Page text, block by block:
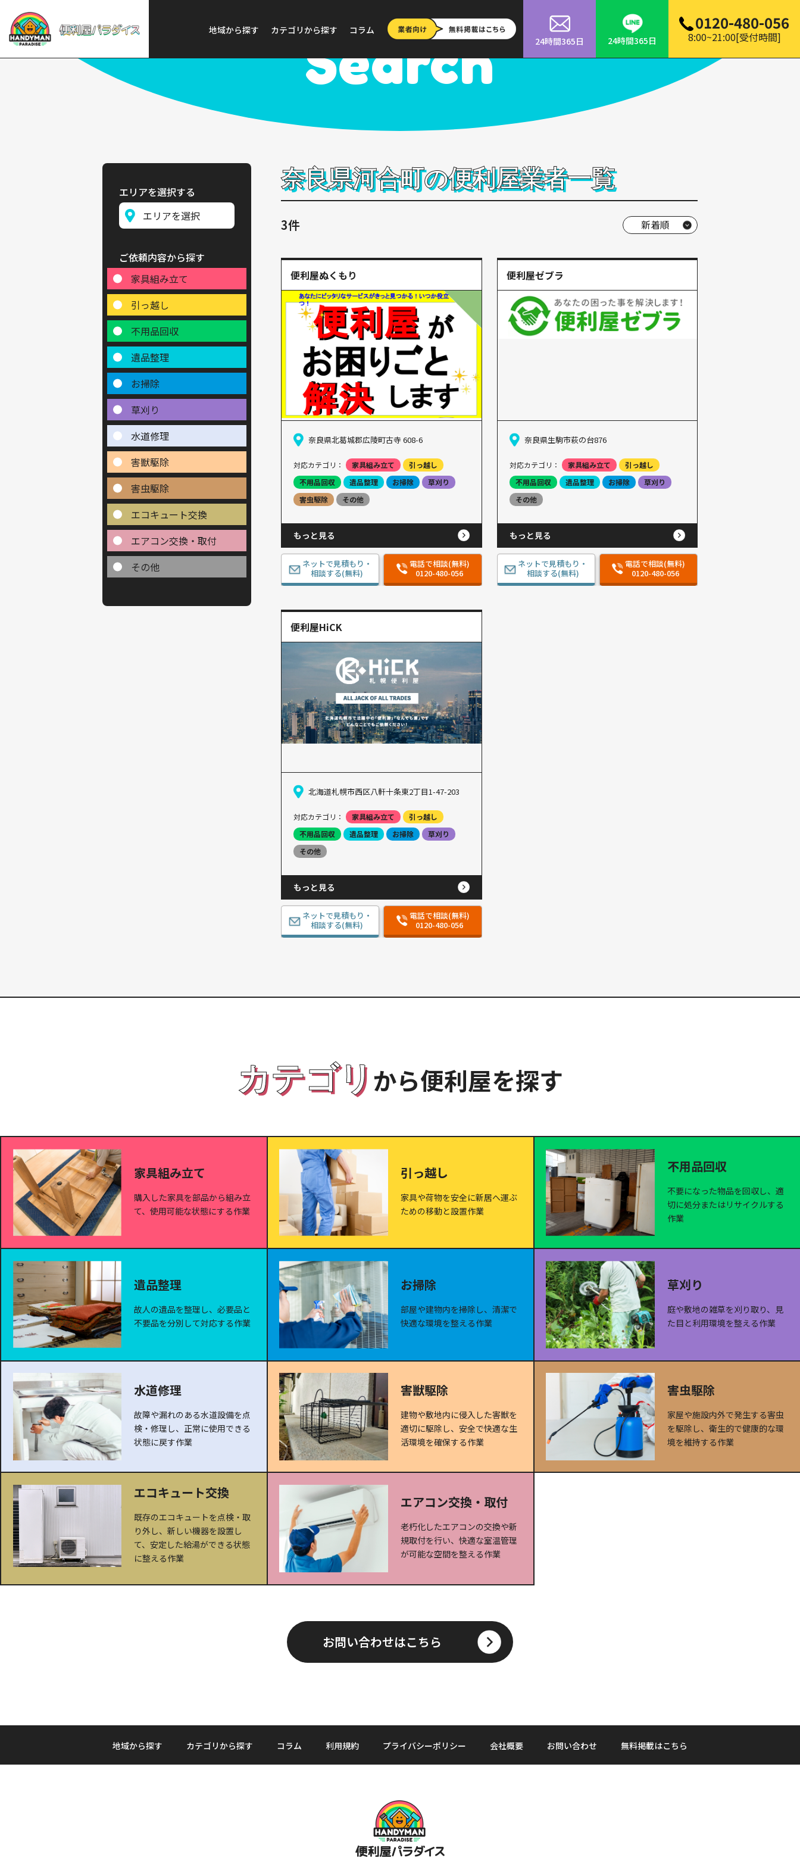
地域から探す カテゴリから探す
コラム
24時間365日
24時間365日
0120-480-056
8:00~21:00[受付時間]
Search
奈良県河合町の便利屋業者一覧
3件
便利屋ぬくもり
奈良県北葛城郡広陵町古寺 608-6
対応カテゴリ： 家具組み立て
引っ越し
不用品回収
遺品整理 お掃除
草刈り
害虫駆除
その他
もっと見る
ネットで見積もり・
相談する(無料)
電話で相談(無料)
0120-480-056
便利屋ゼブラ
奈良県生駒市萩の台876
対応カテゴリ： 家具組み立て
引っ越し
不用品回収
遺品整理 お掃除
草刈り
その他
もっと見る
ネットで見積もり・
相談する(無料)
電話で相談(無料)
0120-480-056
便利屋HiCK
北海道札幌市西区八軒十条東2丁目1-47-203
対応カテゴリ： 家具組み立て
引っ越し
不用品回収
遺品整理 お掃除
草刈り
その他
もっと見る
ネットで見積もり・
相談する(無料)
電話で相談(無料)
0120-480-056
エリアを選択する
ご依頼内容から探す
家具組み立て
引っ越し
不用品回収
遺品整理
お掃除
草刈り
水道修理
害獣駆除
害虫駆除
エコキュート交換
エアコン交換・取付
その他
カテゴリから便利屋を探す
家具組み立て
購入した家具を部品から組み立
て、使用可能な状態にする作業
引っ越し
家具や荷物を安全に新居へ運ぶ
ための移動と設置作業
不用品回収
不要になった物品を回収し、適
切に処分またはリサイクルする
作業
遺品整理
故人の遺品を整理し、必要品と
不要品を分別して対応する作業
お掃除
部屋や建物内を掃除し、清潔で
快適な環境を整える作業
草刈り
庭や敷地の雑草を刈り取り、見
た目と利用環境を整える作業
水道修理
故障や漏れのある水道設備を点
検・修理し、正常に使用できる
状態に戻す作業
害獣駆除
建物や敷地内に侵入した害獣を
適切に駆除し、安全で快適な生
活環境を確保する作業
害虫駆除
家屋や施設内外で発生する害虫
を駆除し、衛生的で健康的な環
境を維持する作業
エコキュート交換
既存のエコキュートを点検・取
り外し、新しい機器を設置し
て、安定した給湯ができる状態
に整える作業
エアコン交換・取付
老朽化したエアコンの交換や新
規取付を行い、快適な室温管理
が可能な空間を整える作業
お問い合わせはこちら
地域から探す カテゴリから探す コラム 利用規約 プライバシーポリシー 会社概要 お問い合わせ 無料掲載はこちら